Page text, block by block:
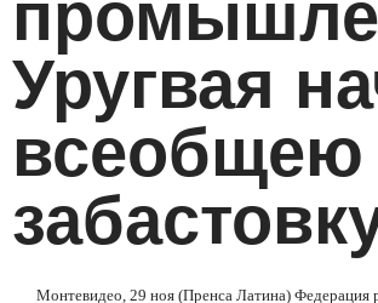
Уругвая
всеобщею
Монтевидео, 29 ноя (Пренса Латина) Федерация